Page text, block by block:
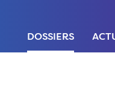
DOSSIERS